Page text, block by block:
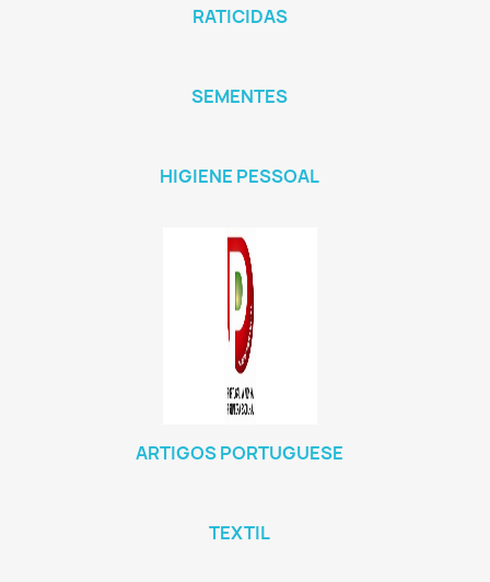
RATICIDAS
SEMENTES
HIGIENE PESSOAL
ARTIGOS PORTUGUESE
TEXTIL